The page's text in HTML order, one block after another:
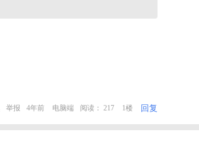
举报 4年前 电脑端 阅读： 217 1楼 回复